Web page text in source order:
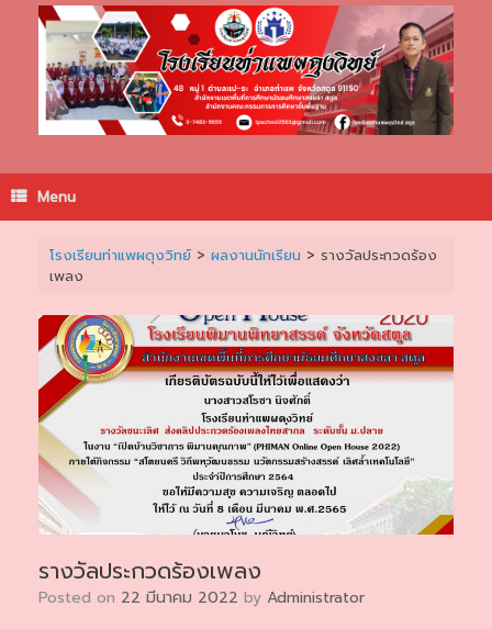
Menu
โรงเรียนท่าแพผดุงวิทย์> ผลงานนักเรียน > รางวัลประกวดร้อง
เพลง
รางวัลประกวดร้องเพลง
Posted on 22 มีนาคม 2022 by Administrator